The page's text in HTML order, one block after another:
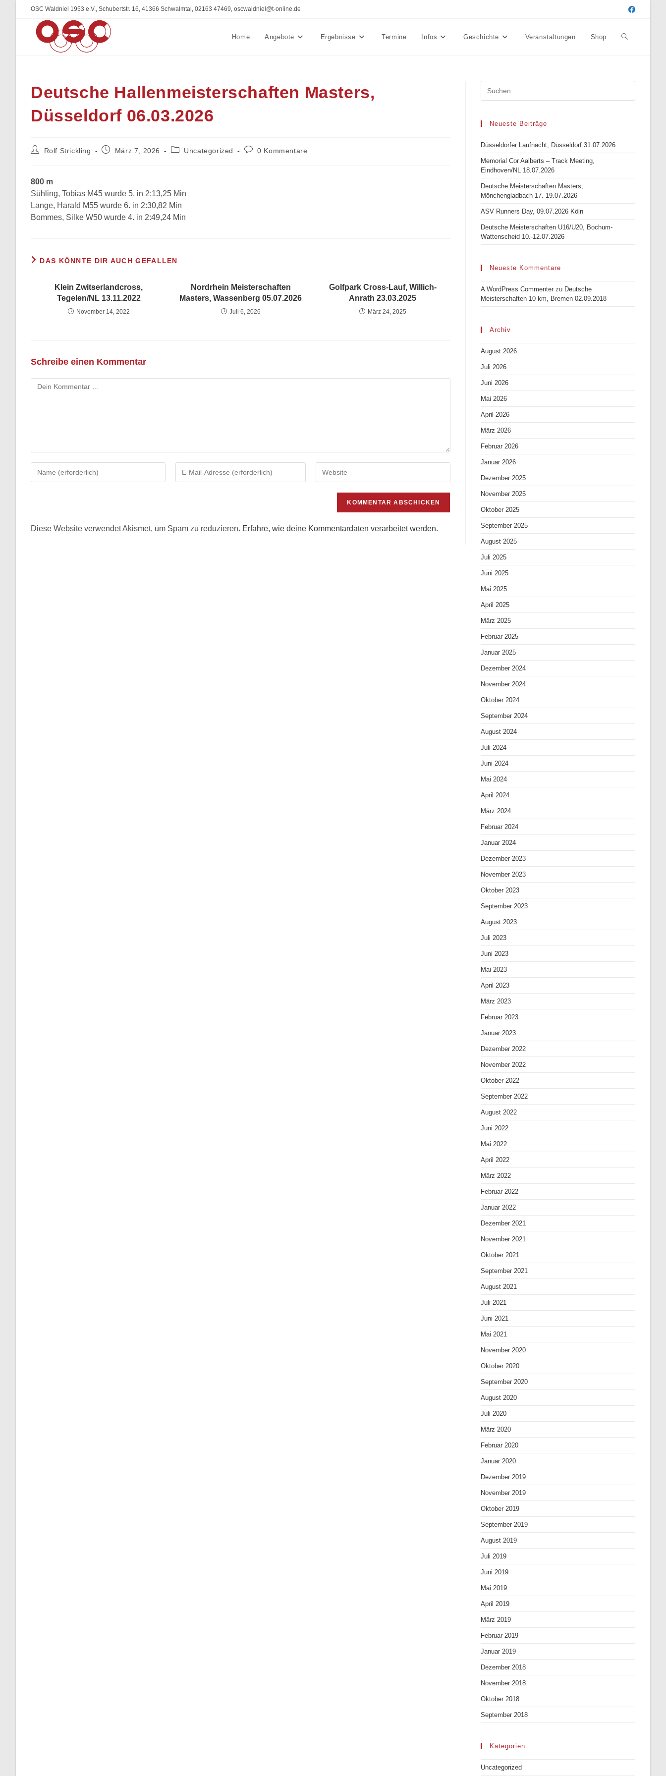
OSC Waldniel 1953 e.V., Schubertstr. 16, 41366 Schwalmtal, 02163 47469, oscwaldniel@t-online.de
Home Angebote Ergebnisse Termine Infos Geschichte Veranstaltungen Shop Website-
Deutsche Hallenmeisterschaften Masters,
Düsseldorf 06.03.2026
Beitrags-
Rolf Strickling
BeitragMärz 7, 2026
Beitrags-
Uncategorized
Beitrags-
0 Kommentare
800 m
Sühling, Tobias M45 wurde 5. in 2:13,25 Min
Lange, Harald M55 wurde 6. in 2:30,82 Min
Bommes, Silke W50 wurde 4. in 2:49,24 Min
DAS KÖNNTE DIR AUCH GEFALLEN
Klein Zwitserlandcross,
Tegelen/NL 13.11.2022
November 14, 2022
Nordrhein Meisterschaften
Masters, Wassenberg 05.07.2026
Juli 6, 2026
Golfpark Cross-Lauf, Willich-
Anrath 23.03.2025
März 24, 2025
Schreibe einen Kommentar
Kommentar
deinen
Kommentieren
deine
Kommentieren
deine
Diese Website verwendet Akismet, um Spam zu reduzieren. Erfahre, wie deine Kommentardaten verarbeitet werden.
Neueste Beiträge
Düsseldorfer Laufnacht, Düsseldorf 31.07.2026
Memorial Cor Aalberts – Track Meeting,
Eindhoven/NL 18.07.2026
Deutsche Meisterschaften Masters,
Mönchengladbach 17.-19.07.2026
ASV Runners Day, 09.07.2026 Köln
Deutsche Meisterschaften U16/U20, Bochum-
Wattenscheid 10.-12.07.2026
Neueste Kommentare
A WordPress Commenter zu Deutsche
Meisterschaften 10 km, Bremen 02.09.2018
Archiv
August 2026
Juli 2026
Juni 2026
Mai 2026
April 2026
März 2026
Februar 2026
Januar 2026
Dezember 2025
November 2025
Oktober 2025
September 2025
August 2025
Juli 2025
Juni 2025
Mai 2025
April 2025
März 2025
Februar 2025
Januar 2025
Dezember 2024
November 2024
Oktober 2024
September 2024
August 2024
Juli 2024
Juni 2024
Mai 2024
April 2024
März 2024
Februar 2024
Januar 2024
Dezember 2023
November 2023
Oktober 2023
September 2023
August 2023
Juli 2023
Juni 2023
Mai 2023
April 2023
März 2023
Februar 2023
Januar 2023
Dezember 2022
November 2022
Oktober 2022
September 2022
August 2022
Juni 2022
Mai 2022
April 2022
März 2022
Februar 2022
Januar 2022
Dezember 2021
November 2021
Oktober 2021
September 2021
August 2021
Juli 2021
Juni 2021
Mai 2021
November 2020
Oktober 2020
September 2020
August 2020
Juli 2020
März 2020
Februar 2020
Januar 2020
Dezember 2019
November 2019
Oktober 2019
September 2019
August 2019
Juli 2019
Juni 2019
Mai 2019
April 2019
März 2019
Februar 2019
Januar 2019
Dezember 2018
November 2018
Oktober 2018
September 2018
Kategorien
Uncategorized